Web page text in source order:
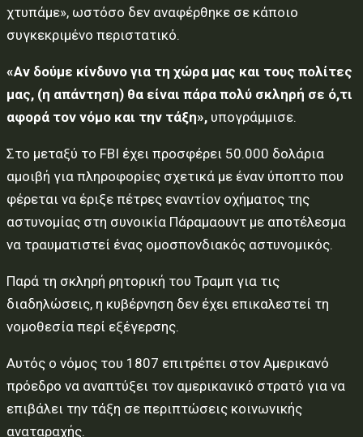
χτυπάμε», ωστόσο δεν αναφέρθηκε σε κάποιο
συγκεκριμένο περιστατικό.
«Αν δούμε κίνδυνο για τη χώρα μας και τους πολίτες
μας, (η απάντηση) θα είναι πάρα πολύ σκληρή σε ό,τι
αφορά τον νόμο και την τάξη», υπογράμμισε.
Στο μεταξύ το FBI έχει προσφέρει 50.000 δολάρια
αμοιβή για πληροφορίες σχετικά με έναν ύποπτο που
φέρεται να έριξε πέτρες εναντίον οχήματος της
αστυνομίας στη συνοικία Πάραμαουντ με αποτέλεσμα
να τραυματιστεί ένας ομοσπονδιακός αστυνομικός.
Παρά τη σκληρή ρητορική του Τραμπ για τις
διαδηλώσεις, η κυβέρνηση δεν έχει επικαλεστεί τη
νομοθεσία περί εξέγερσης.
Αυτός ο νόμος του 1807 επιτρέπει στον Αμερικανό
πρόεδρο να αναπτύξει τον αμερικανικό στρατό για να
επιβάλει την τάξη σε περιπτώσεις κοινωνικής
αναταραχής.